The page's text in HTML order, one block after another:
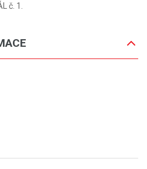
č. 1.